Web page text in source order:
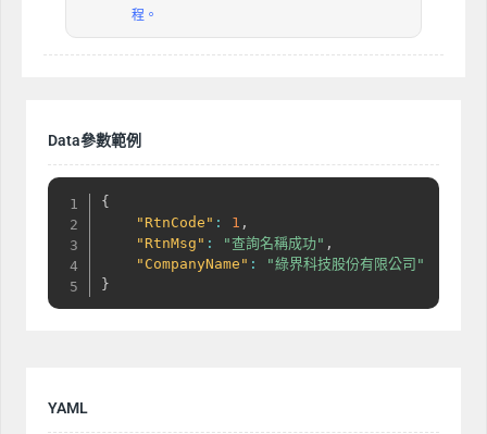
程。
Data參數範例
{
"RtnCode" : 1 ,
"RtnMsg" : "查詢名稱成功" ,
"CompanyName" :
"綠界科技股份有限公司"
}
YAML